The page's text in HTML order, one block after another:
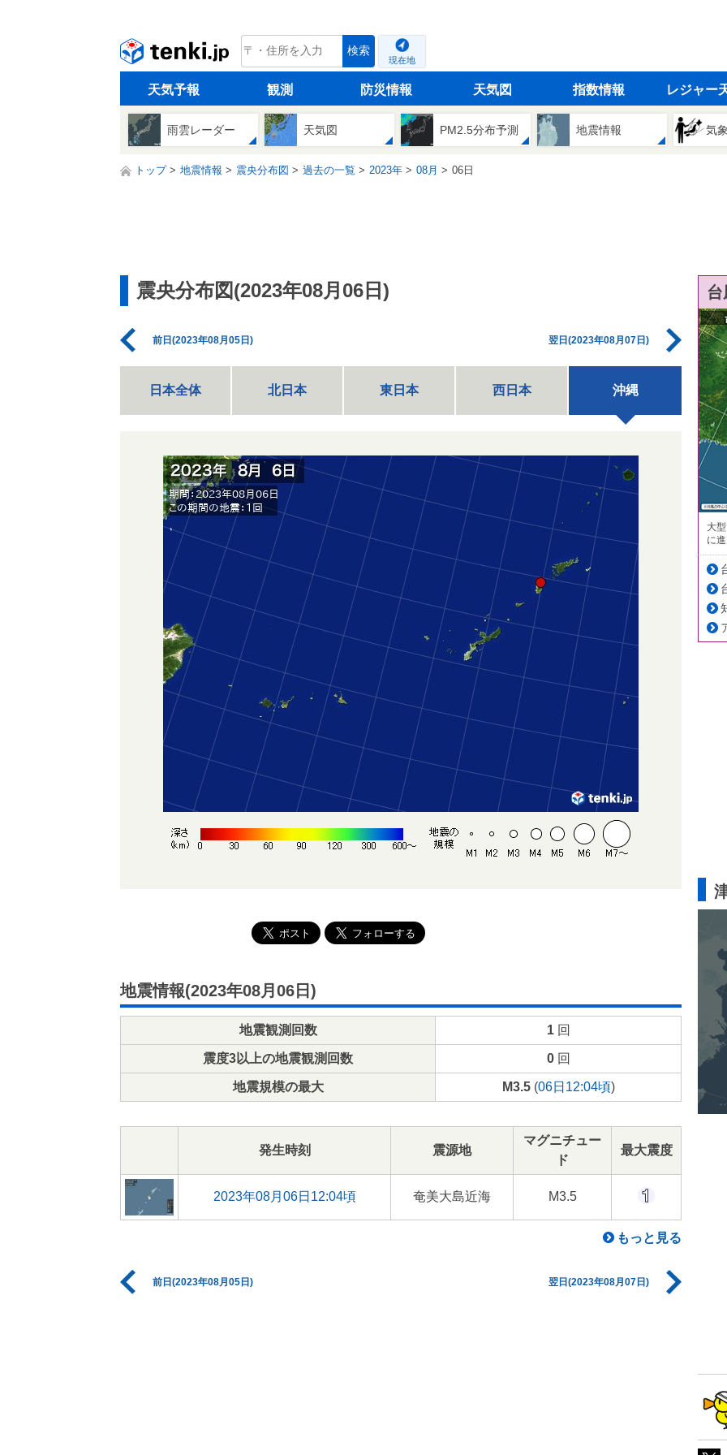
tenki.jp 検索
現在地
天気予報 観測 防災情報 天気図 指数情報 レジャー
雨雲レーダー 天気図 PM2.5分布予測 地震情報 気
トップ 地震情報 震央分布図 過去の一覧 2023年 08月 06日
震央分布図(2023年08月06日)
前日(2023年08月05日) 翌日(2023年08月07日)
日本全体 北日本 東日本 西日本 沖縄
地震情報(2023年08月06日)
地震観測回数 1回
震度3以上の地震観測回数 0回
地震規模の最大 M3.5(06日12:04頃)
発生時刻 震源地
マグニチュー
ド
最大震度
2023年08月06日12:04頃 奄美大島近海 M3.5
もっと見る
前日(2023年08月05日) 翌日(2023年08月07日)
大
に